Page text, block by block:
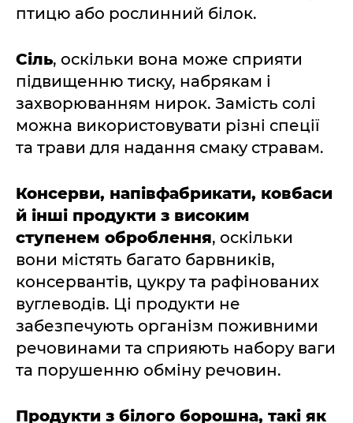
птицю або рослинний білок.
Сіль, оскільки вона може сприяти
підвищенню тиску, набрякам і
захворюванням нирок. Замість солі
можна використовувати різні спеції
та трави для надання смаку стравам.
Консерви, напівфабрикати, ковбаси
й інші продукти з високим
ступенем оброблення, оскільки
вони містять багато барвників,
консервантів, цукру та рафінованих
вуглеводів. Ці продукти не
забезпечують організм поживними
речовинами та сприяють набору ваги
та порушенню обміну речовин.
Продукти з білого борошна, такі як